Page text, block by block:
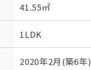
41.55㎡
1LDK
2020年2月(築6年)